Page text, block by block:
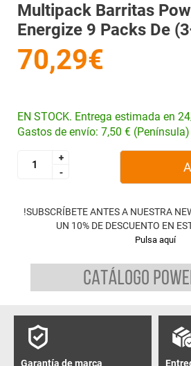
Multipack Barritas
Energize 9 Packs De
70,29€
EN STOCK. Entrega estimada en
Gastos de envío: 7,50 € (Península)
+
-
+
-
!SUBSCRÍBETE ANTES A NUESTRA
UN 10% DE DESCUENTO EN
Pulsa aquí
Garantía de marca